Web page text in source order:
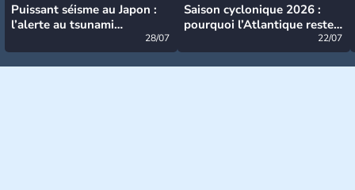
Puissant séisme au Japon :
l’alerte au tsunami
28/07
Saison cyclonique 2026 :
pourquoi l’Atlantique reste
22/07